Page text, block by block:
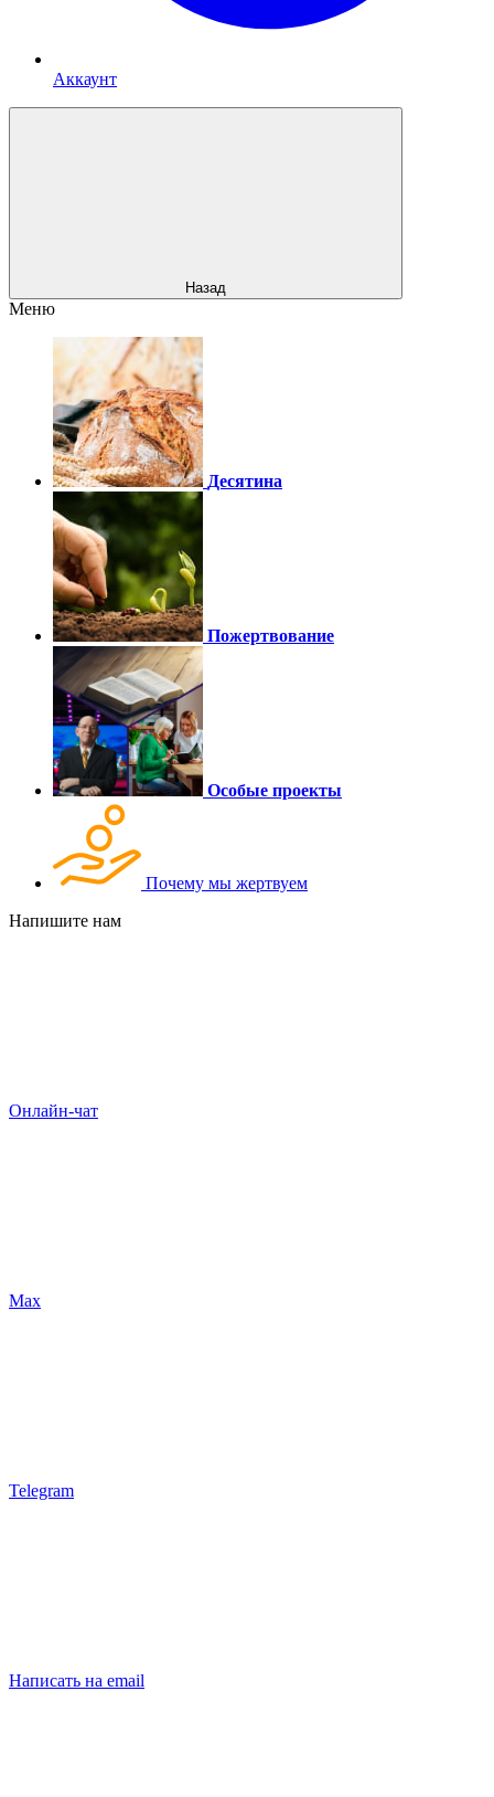
Аккаунт
Назад
Меню
Десятина
Пожертвование
Особые проекты
Почему мы жертвуем
Напишите нам
Онлайн-чат
Max
Telegram
Написать на email